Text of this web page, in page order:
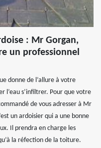
: Mr Gorgan,
un professionnel
donne de l’allure à votre
l’eau s’infiltrer. Pour que votre
de vous adresser à Mr
un ardoisier qui a une bonne
Il prendra en charge les
la réfection de la toiture.